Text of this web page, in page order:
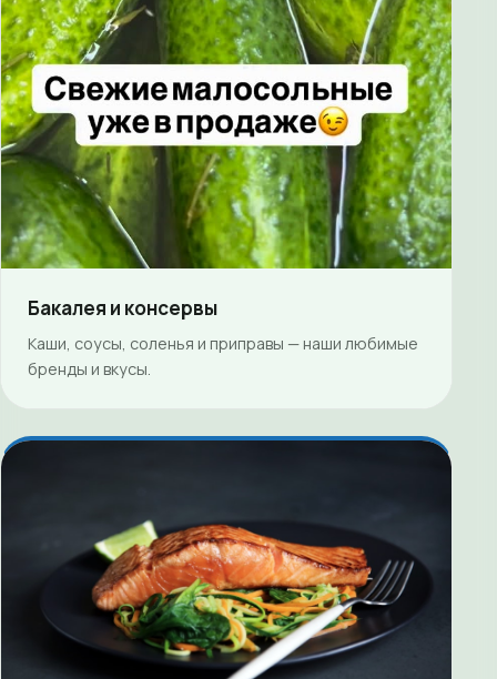
Бакалея и консервы
Каши, соусы, соленья и приправы — наши любимые
бренды и вкусы.